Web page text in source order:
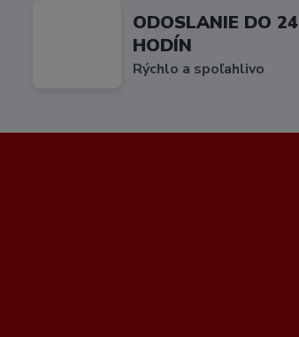
ODOSLANIE DO 24
HODÍN
Rýchlo a spoľahlivo